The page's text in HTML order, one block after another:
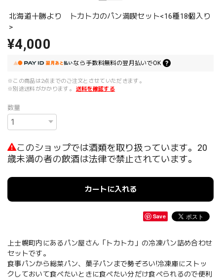
北海道十勝より トカトカのパン満喫セット<16種18個入り
>
¥4,000
なら 手数料無料の翌月払いでOK
※この商品は2点までのご注文とさせていただきます。
※別途送料がかかります。
送料を確認する
数量
このショップでは酒類を取り扱っています。20
歳未満の者の飲酒は法律で禁止されています。
カートに入れる
Save
上士幌町内にあるパン屋さん「トカトカ」の冷凍パン詰め合わせ
セットです。
食事パンから総菜パン、菓子パンまで勢ぞろい!冷凍庫にストッ
クしておいて食べたいときに食べたい分だけ食べられるので便利